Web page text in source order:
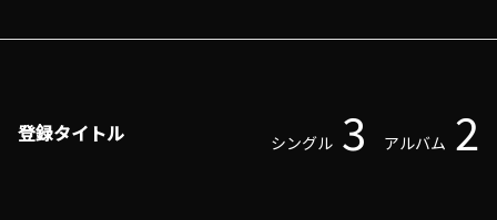
登録タイトル シングル 3 アルバム 2